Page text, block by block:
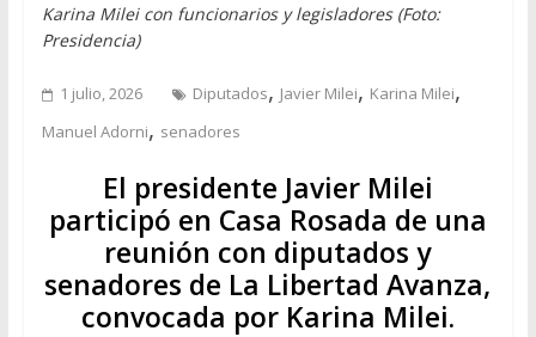
Karina Milei con funcionarios y legisladores (Foto:
Presidencia)
1 julio, 2026 Diputados, Javier Milei, Karina Milei,
Manuel Adorni, senadores
El presidente Javier Milei
participó en Casa Rosada de una
reunión con diputados y
senadores de La Libertad Avanza,
convocada por Karina Milei.